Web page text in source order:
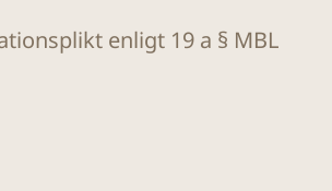
enligt 19 a § MBL